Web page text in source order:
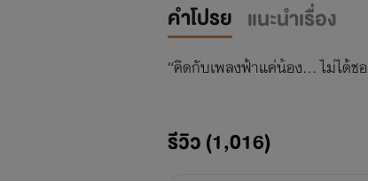
คำโปรย แนะนำเรื่อง
“คิดกับเพลงฟ้าแค่น้อง... ไม่ได้ช
รีวิว (1,016)